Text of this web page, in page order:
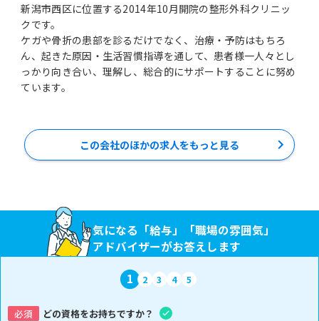
新潟市西区に位置する2014年10月開院の整形外科クリニッ
クです。
ケガや骨折の患部を診るだけでなく、治療・予防はもちろ
ん、起きた原因・生活習慣指導を通して、患者様一人々とし
っかり向き合い、理解し、総合的にサポートすることに努め
ています。
この会社のほかの求人をもっと見る
気になる「給与」「職場の雰囲気」
アドバイザーがお答えします
1 2 3 4 5
必須 どの資格をお持ちですか？